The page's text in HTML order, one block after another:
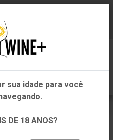
750ML
sua idade para você
DE 18 ANOS?